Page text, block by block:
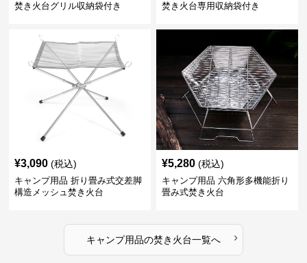
焚き火台グリル収納袋付き
焚き火台専用収納袋付き
¥3,090 (税込)
キャンプ用品 折り畳み式交差脚
構造メッシュ焚き火台
¥5,280 (税込)
キャンプ用品 六角形多機能折り
畳み式焚き火台
キャンプ用品の焚き火台一覧へ ›